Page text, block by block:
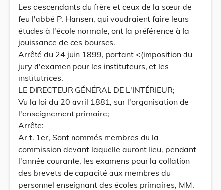
Les descendants du frère et ceux de la sœur de
feu l'abbé P. Hansen, qui voudraient faire leurs
études à l'école normale, ont la préférence à la
jouissance de ces bourses.
Arrêté du 24 juin 1899, portant <(imposition du
jury d'examen pour les instituteurs, et les
institutrices.
LE DIRECTEUR GÉNÉRAL DE L'INTÉRIEUR;
Vu la loi du 20 avril 1881, sur l'organisation de
l'enseignement primaire;
Arrête:
Ar t. 1er, Sont nommés membres du la
commission devant laquelle auront lieu, pendant
l'année courante, les examens pour la collation
des brevets de capacité aux membres du
personnel enseignant des écoles primaires, MM.